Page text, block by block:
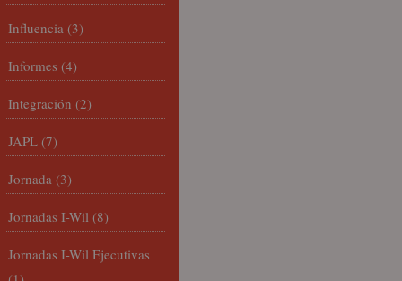
Influencia (3)
Informes (4)
Integración (2)
JAPL (7)
Jornada (3)
Jornadas I-Wil (8)
Jornadas I-Wil Ejecutivas